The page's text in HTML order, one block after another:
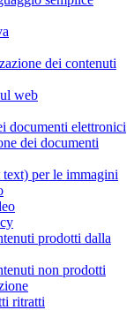
dei contenuti
web
documenti elettronici
dei documenti
per le immagini
prodotti dalla
non prodotti
ritratti